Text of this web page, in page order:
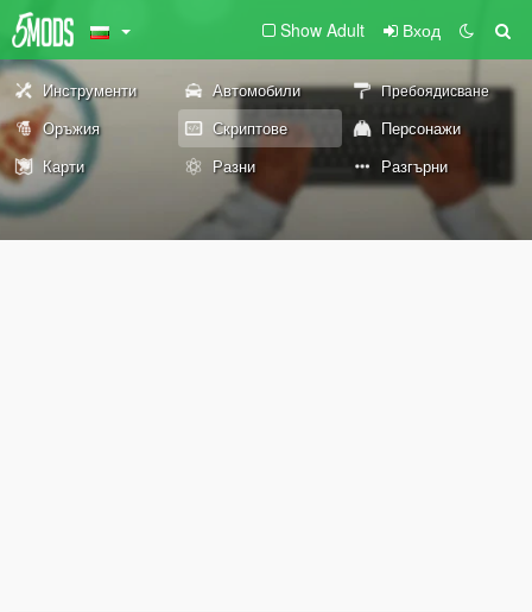
Show Adult Вход
Инструменти Автомобили Пребоядисване
Оръжия Скриптове
Персонажи
Карти
Разни Разгърни